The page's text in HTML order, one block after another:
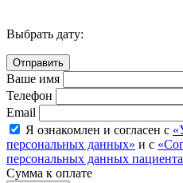
Выбрать дату:
Ваше имя
Телефон
Email
Я ознакомлен и согласен с
персональных данных» и с
персональных данных
Сумма к оплате